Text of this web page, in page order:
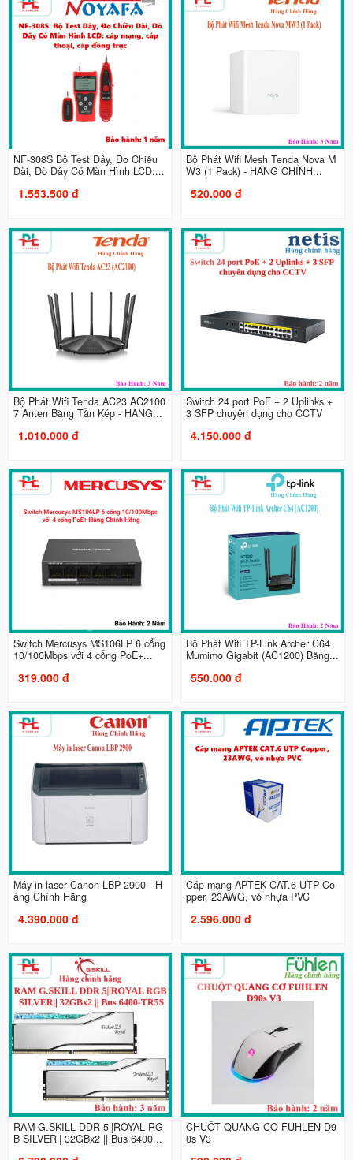
NF-308S Bộ Test Dây, Đo Chiều
Dài, Dò Dây Có Màn Hình LCD:...
1.553.500 đ
Bộ Phát Wifi Mesh Tenda Nova M
W3 (1 Pack) - HÀNG CHÍNH...
520.000 đ
Bộ Phát Wifi Tenda AC23 AC2100
7 Anten Băng Tần Kép - HÀNG...
1.010.000 đ
Switch 24 port PoE + 2 Uplinks +
3 SFP chuyên dụng cho CCTV
4.150.000 đ
Switch Mercusys MS106LP 6 cổng
10/100Mbps với 4 cổng PoE+...
319.000 đ
Bộ Phát Wifi TP-Link Archer C64
Mumimo Gigabit (AC1200) Băng...
550.000 đ
Máy in laser Canon LBP 2900 - H
àng Chính Hãng
4.390.000 đ
Cáp mạng APTEK CAT.6 UTP Co
pper, 23AWG, vỏ nhựa PVC
2.596.000 đ
RAM G.SKILL DDR 5||ROYAL RG
B SILVER|| 32GBx2 || Bus 6400...
CHUỘT QUANG CƠ FUHLEN D9
0s V3